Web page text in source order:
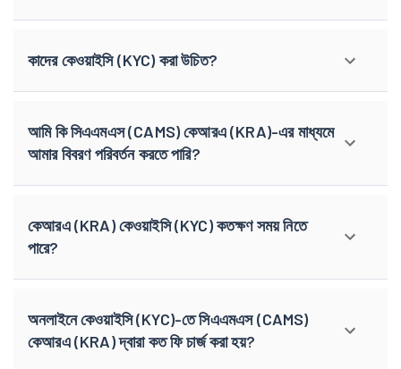
কাদের কেওয়াইসি (KYC) করা উচিত?
আমি কি সিএএমএস (CAMS) কেআরএ (KRA)-এর মাধ্যমে
আমার বিবরণ পরিবর্তন করতে পারি?
কেআরএ (KRA) কেওয়াইসি (KYC) কতক্ষণ সময় নিতে
পারে?
অনলাইনে কেওয়াইসি (KYC)-তে সিএএমএস (CAMS)
কেআরএ (KRA) দ্বারা কত ফি চার্জ করা হয়?